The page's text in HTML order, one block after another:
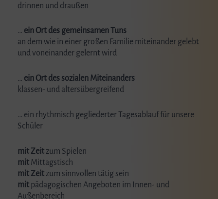
drinnen und draußen
… ein Ort des gemeinsamen Tuns
an dem wie in einer großen Familie miteinander gelebt
und voneinander gelernt wird
… ein Ort des sozialen Miteinanders
klassen- und altersübergreifend
… ein rhythmisch gegliederter Tagesablauf für unsere
Schüler
mit Zeit zum Spielen
mit Mittagstisch
mit Zeit zum sinnvollen tätig sein
mit pädagogischen Angeboten im Innen- und
Außenbereich